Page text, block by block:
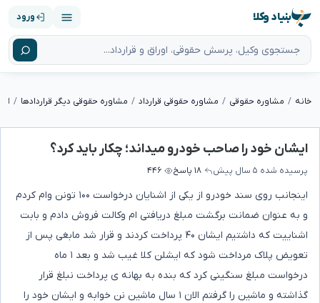
بنیاد وکلا ورود
خانه مشاوره حقوقی مشاوره حقوقی قرارداد مشاوره حقوقی دیگر قراردادها
ایشان خود را صاحب خودرو میداند؛ چکار باید کرد؟
پرسیده شده ۵ سال پیش ۱۸ پاسخ ۴۴۶
اینجانب روی سند خودرو از یکی از اشنایان درخواست ۱۰۰ تونن وام کردم
و به عنوان ضمانت برگشت مبلغ دریافتی ام وکالت فروش دادم و بابت
اشناییت که داشتیم ایشان ۴۰ پرداخت کردند و قرار شد مابغی پس از
تعویض پلاک مرداخت شود که ایشلن کلا غیب شد و بعد ۱ ماه
درخواست مبلغ سنگینی کرد که بنده به بهانه ی پرداخت نبلغ قرار
گذاشته و ماشین را گرفتم الان ۱ سال ماشین نن خوابه و ایشان خود را